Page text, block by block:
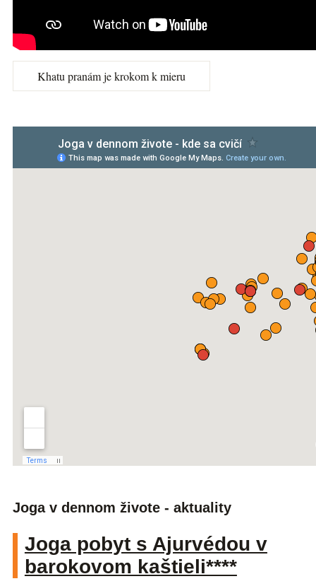
Khatu pranám je krokom k mieru
Joga v dennom živote - aktuality
Joga pobyt s Ajurvédou v
barokovom kaštieli****